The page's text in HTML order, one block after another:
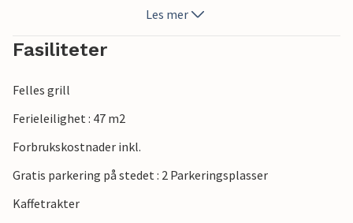
ligger bare 500 meter unna.Les mer
Fasiliteter
Felles grill
Ferieleilighet : 47 m2
Forbrukskostnader inkl.
Gratis parkering på stedet : 2 Parkeringsplasser
Kaffetrakter